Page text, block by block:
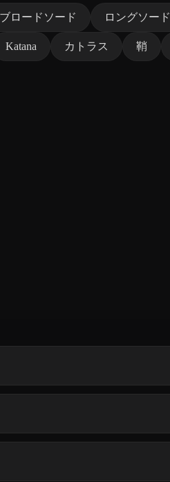
ブロードソード ロングソード
Katana カトラス 鞘